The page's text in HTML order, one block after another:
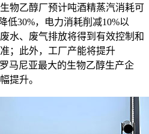
物乙醇厂预计吨酒精蒸汽消耗可
低30%，电力消耗削减10%以
水、废气排放将得到有效控制和
；此外，工厂产能将提升
马尼亚最大的生物乙醇生产企
提升。